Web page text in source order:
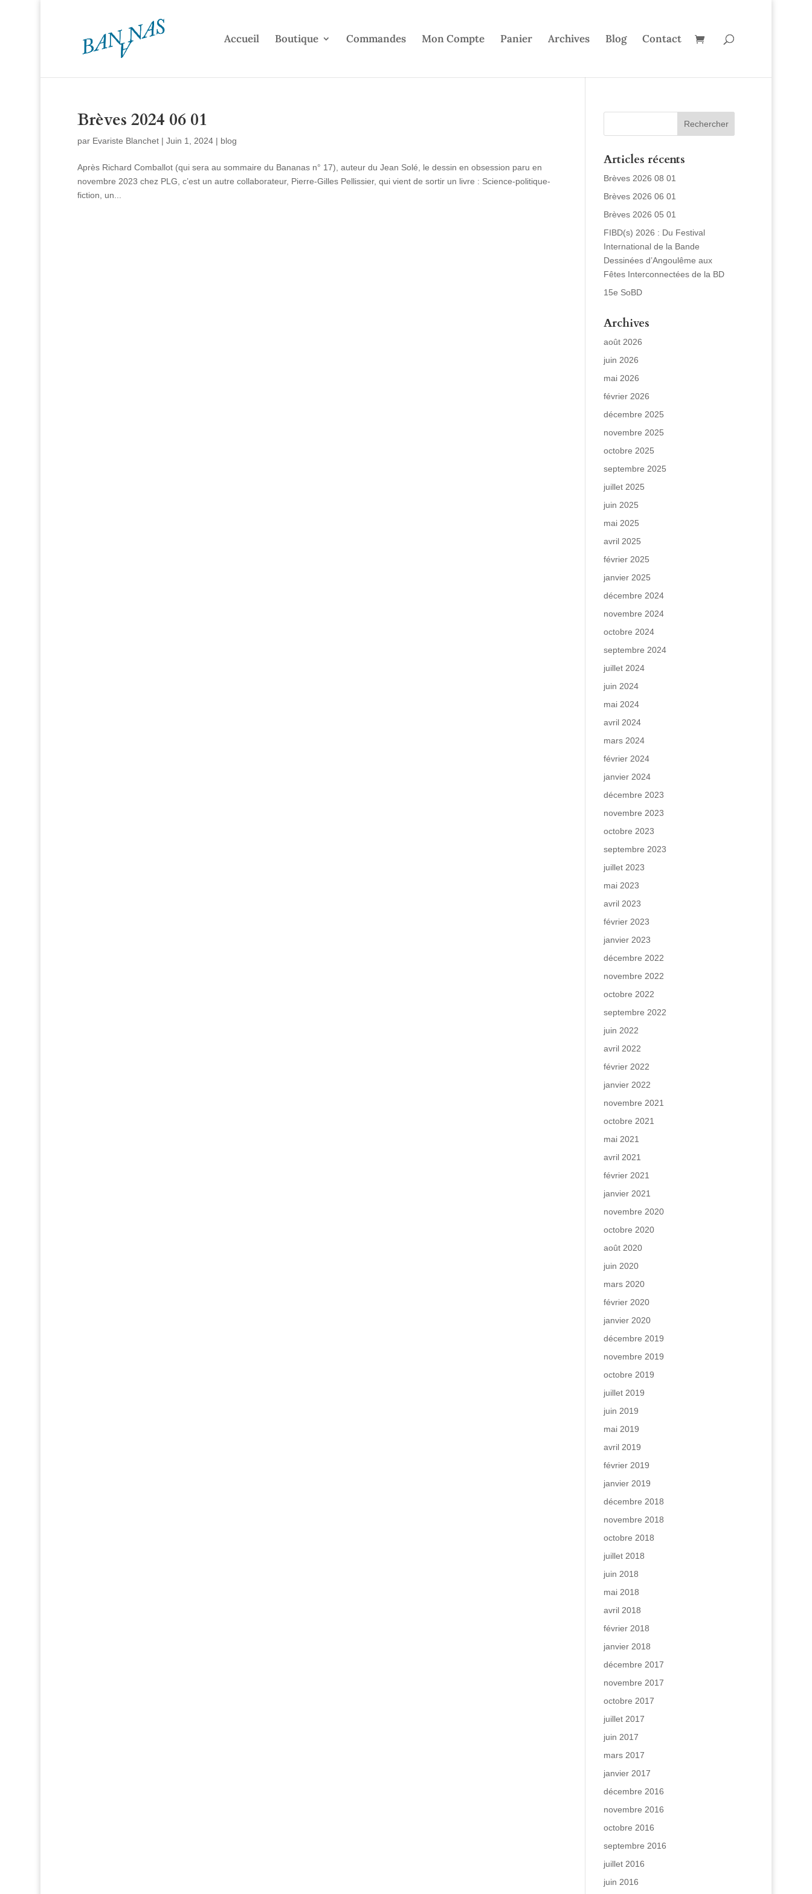
Accueil Boutique Commandes Mon Compte Panier Archives Blog Contact
Brèves 2024 06 01
par Evariste Blanchet| Juin 1, 2024| blog
Après Richard Comballot (qui sera au sommaire du Bananas n° 17), auteur du Jean Solé, le dessin en obsession paru en
novembre 2023 chez PLG, c’est un autre collaborateur, Pierre-Gilles Pellissier, qui vient de sortir un livre : Science-politique-
fiction, un...
Articles récents
Brèves 2026 08 01
Brèves 2026 06 01
Brèves 2026 05 01
FIBD(s) 2026 : Du Festival
International de la Bande
Dessinées d’Angoulême aux
Fêtes Interconnectées de la BD
15e SoBD
Archives
août 2026
juin 2026
mai 2026
février 2026
décembre 2025
novembre 2025
octobre 2025
septembre 2025
juillet 2025
juin 2025
mai 2025
avril 2025
février 2025
janvier 2025
décembre 2024
novembre 2024
octobre 2024
septembre 2024
juillet 2024
juin 2024
mai 2024
avril 2024
mars 2024
février 2024
janvier 2024
décembre 2023
novembre 2023
octobre 2023
septembre 2023
juillet 2023
mai 2023
avril 2023
février 2023
janvier 2023
décembre 2022
novembre 2022
octobre 2022
septembre 2022
juin 2022
avril 2022
février 2022
janvier 2022
novembre 2021
octobre 2021
mai 2021
avril 2021
février 2021
janvier 2021
novembre 2020
octobre 2020
août 2020
juin 2020
mars 2020
février 2020
janvier 2020
décembre 2019
novembre 2019
octobre 2019
juillet 2019
juin 2019
mai 2019
avril 2019
février 2019
janvier 2019
décembre 2018
novembre 2018
octobre 2018
juillet 2018
juin 2018
mai 2018
avril 2018
février 2018
janvier 2018
décembre 2017
novembre 2017
octobre 2017
juillet 2017
juin 2017
mars 2017
janvier 2017
décembre 2016
novembre 2016
octobre 2016
septembre 2016
juillet 2016
juin 2016